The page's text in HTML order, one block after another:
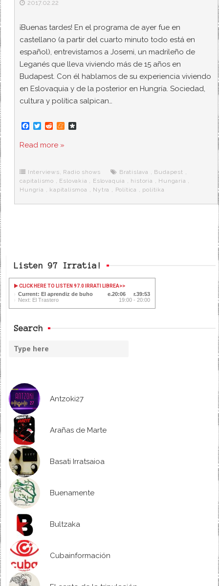
2017.02.22
¡Buenas tardes! En el programa de ayer fue en
castellano (a partir del cuarto minuto todo está en
español), entrevistamos a Josemi, un madrileño de
Leganés que lleva viviendo más de 15 años en
Budapest. Con él hablamos de su experiencia viviendo
en Eslovaquia y de la posterior en Hungría. Sociedad,
cultura y política salpican…
F
c
e
o
k
T
i
t
r
R
d
d
M
e
r
a
Read more »
Interviews, Radio shows Bratislava , Budapest ,
capitalismo , Eslovakia , Eslovaquia , historia , Hungaria ,
Hungría , kapitalismoa , Nytra , Política , politika
Listen 97 Irratia!
CLICK HERE TO LISTEN 97.0 IRRATI LIBREA>>
Current: El aprendiz de buho 20:07
39:52
Next: El Trastero
19:00 - 20:00
Search
Antzoki27
Arañas de Marte
Basati Irratsaioa
Buenamente
Bultzaka
Cubainformación